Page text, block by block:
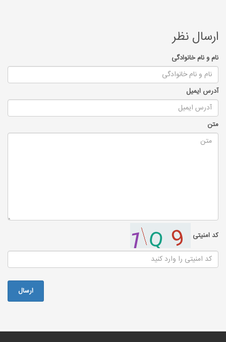
ارسال نظر
نام و نام خانوادگی
آدرس ایمیل
متن
کد امنیتی